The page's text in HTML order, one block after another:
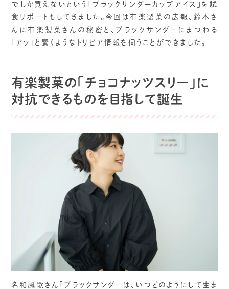
でしか買えないという「ブラックサンダーカップアイス」を試
食リポートもしてきました。今回は有楽製菓の広報、鈴木さ
んに有楽製菓さんの秘密と、ブラックサンダーにまつわる
「アッ」と驚くようなトリビア情報を伺うことができました。
有楽製菓の「チョコナッツスリー」に
対抗できるものを目指して誕生
名和風歌さん「ブラックサンダーは、いつどのようにして生ま